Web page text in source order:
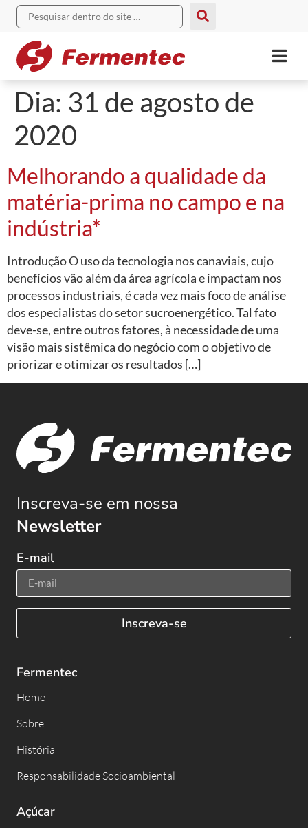
Dia: 31 de agosto de
2020
Melhorando a qualidade da
matéria-prima no campo e na
indústria*
Introdução O uso da tecnologia nos canaviais, cujo
benefícios vão além da área agrícola e impactam nos
processos industriais, é cada vez mais foco de análise
dos especialistas do setor sucroenergético. Tal fato
deve-se, entre outros fatores, à necessidade de uma
visão mais sistêmica do negócio com o objetivo de
priorizar e otimizar os resultados […]
Inscreva-se em nossa
Newsletter
E-mail
Inscreva-se
Fermentec
Home
Sobre
História
Responsabilidade Socioambiental
Açúcar